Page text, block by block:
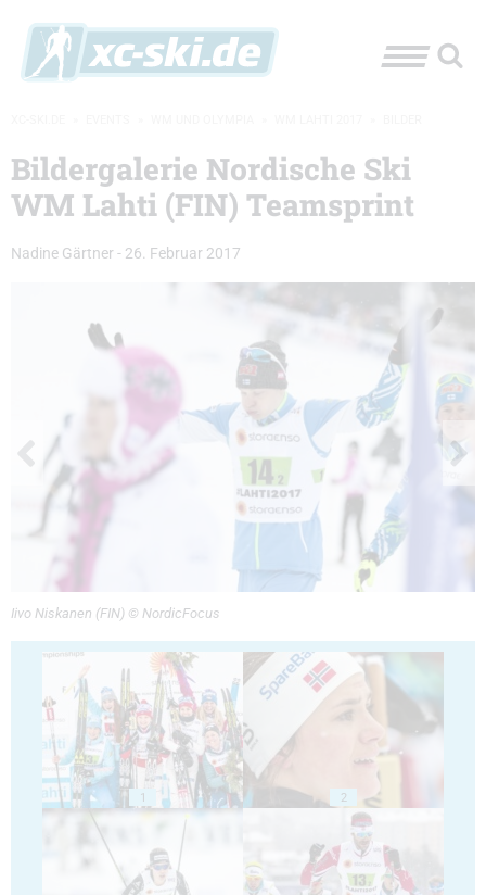
Bildergalerie Nordische Ski
WM Lahti (FIN) Teamsprint
Nadine Gärtner - 26. Februar 2017
Iivo Niskanen (FIN) © NordicFocus
1 2